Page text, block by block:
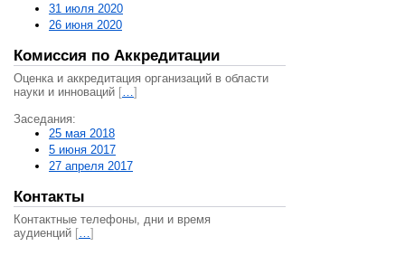
31 июля 2020
26 июня 2020
Комиссия по Аккредитации
Оценка и аккредитация организаций в области
науки и инноваций […]
Заседания:
25 мая 2018
5 июня 2017
27 апреля 2017
Контакты
Контактные телефоны, дни и время
аудиенций […]